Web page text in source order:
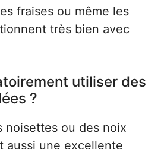
fraises ou même les
très bien avec
utiliser des
?
noisettes ou des noix
aussi une excellente